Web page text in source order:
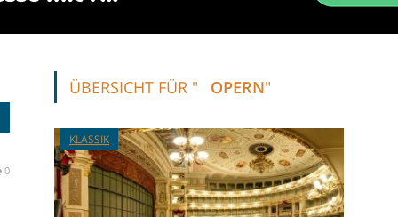
ÜBERSICHT FÜR " OPERN"
KLASSIK
0